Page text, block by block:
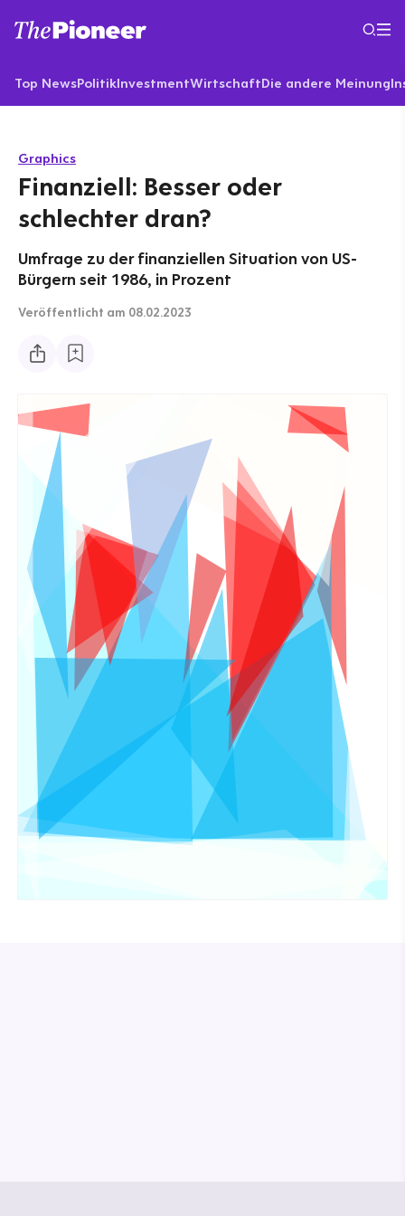
Top NewsPolitikInvestmentWirtschaftDie andere Meinung
Graphics
Finanziell: Besser oder
schlechter dran?
Umfrage zu der finanziellen Situation von US-
Bürgern seit 1986, in Prozent
Veröffentlicht am 08.02.2023